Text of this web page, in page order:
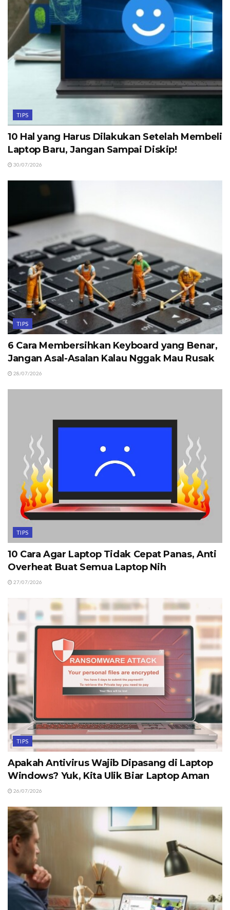
TIPS
10 Hal yang Harus Dilakukan Setelah Membeli
Laptop Baru, Jangan Sampai Diskip!
30/07/2026
TIPS
6 Cara Membersihkan Keyboard yang Benar,
Jangan Asal-Asalan Kalau Nggak Mau Rusak
28/07/2026
TIPS
10 Cara Agar Laptop Tidak Cepat Panas, Anti
Overheat Buat Semua Laptop Nih
27/07/2026
TIPS
Apakah Antivirus Wajib Dipasang di Laptop
Windows? Yuk, Kita Ulik Biar Laptop Aman
26/07/2026